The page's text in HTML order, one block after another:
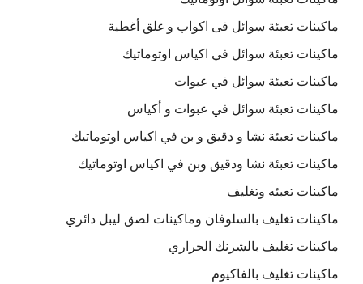
ماكينات تعبئة سوائل فى اكواب و غلق أغطية
ماكينات تعبئة سوائل في اكياس اوتوماتيك
ماكينات تعبئة سوائل في عبوات
ماكينات تعبئة سوائل في عبوات و أكياس
ماكينات تعبئة نشا و دقيق و بن في اكياس اوتوماتيك
ماكينات تعبئة نشا ودقيق وبن في اكياس اوتوماتيك
ماكينات تعبئه وتغليف
ماكينات تغليف بالسلوفان وماكينات لصق ليبل دائري
ماكينات تغليف بالشرنك الحراري
ماكينات تغليف بالفاكيوم